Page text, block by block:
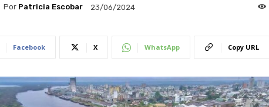
Por Patricia Escobar 23/06/2024
Facebook X WhatsApp Copy URL